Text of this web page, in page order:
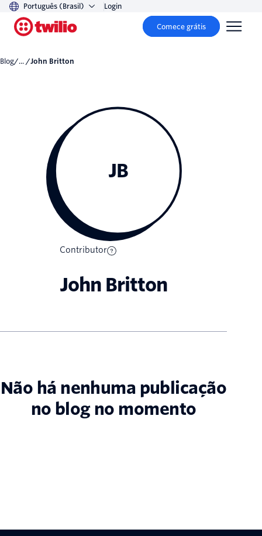
Português (Brasil) Login
Comece grátis
Blog/... / John Britton
JB
Contributor
John Britton
Não há nenhuma publicação
no blog no momento